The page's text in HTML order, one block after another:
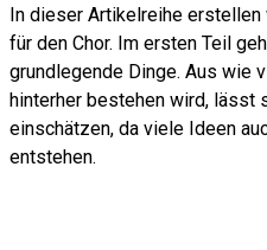
In dieser Artikelreihe
für den Chor. Im ersten Teil
grundlegende Dinge. Aus wie
hinterher bestehen wird, lässt
einschätzen, da viele Ideen
entstehen.